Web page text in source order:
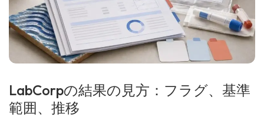
LabCorpの結果の見方：フラグ、基準
範囲、推移